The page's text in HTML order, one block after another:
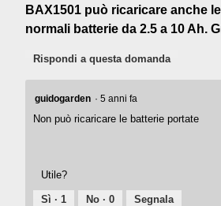
BAX1501 può ricaricare anche le
normali batterie da 2.5 a 10 Ah.
Rispondi a questa domanda
guidogarden · 5 anni fa
Non può ricaricare le batterie portate
Utile?
Sì ·1 No ·0 Segnala